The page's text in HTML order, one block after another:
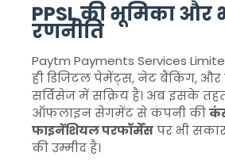
PPSL की भूमिका और
रणनीति
Paytm Payments Services
ही डिजिटल पेमेंट्स, नेट बैंकिंग,
सर्विसेज में सक्रिय है। अब इसके
ऑफलाइन सेगमेंट से कंपनी की
फाइनेंशियल परफॉर्मेंसपर भी
की उम्मीद है।